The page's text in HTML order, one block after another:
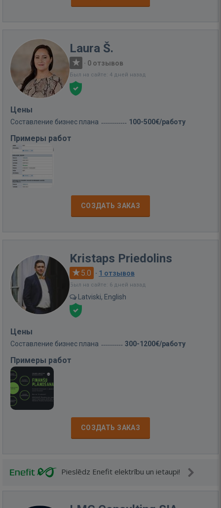
Laura Š.
· 0 отзывов
Был на сайте: 4 дней назад
Цены
Составление бизнес плана 100-500€/работу
Примеры работ
СОЗДАТЬ ЗАКАЗ
Kristaps Priedolins
5.0 · 1 отзывов
Был на сайте: 6 дней назад
Latviski, English
Цены
Составление бизнес плана 300-1200€/работу
Примеры работ
СОЗДАТЬ ЗАКАЗ
Pieslēdz Enefit elektrību un ietaupi!